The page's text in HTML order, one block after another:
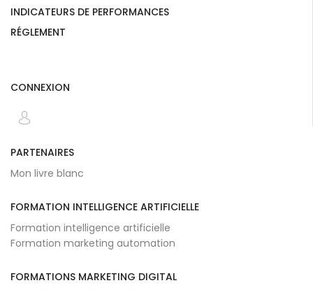
INDICATEURS DE PERFORMANCES
RÉGLEMENT
CONNEXION
PARTENAIRES
Mon livre blanc
FORMATION INTELLIGENCE ARTIFICIELLE
Formation intelligence artificielle
Formation marketing automation
FORMATIONS MARKETING DIGITAL